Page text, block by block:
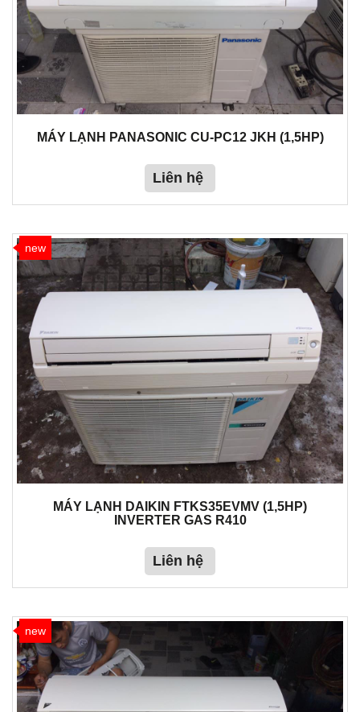
MÁY LẠNH PANASONIC CU-PC12 JKH (1,5HP)
Liên hệ
new
MÁY LẠNH DAIKIN FTKS35EVMV (1,5HP)
INVERTER GAS R410
Liên hệ
new